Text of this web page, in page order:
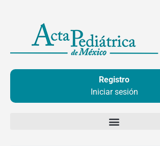
contenido
Registro
Iniciar sesión